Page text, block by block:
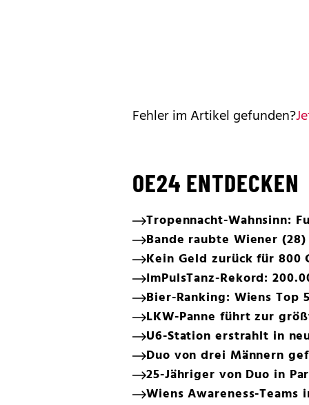
Fehler im Artikel gefunden?
OE24 ENTDECKEN
Tropennacht-Wahnsinn:
Bande raubte Wiener
Kein Geld zurück für 800
ImPulsTanz-Rekord:
Bier-Ranking: Wiens Top
LKW-Panne führt zur
U6-Station erstrahlt in
Duo von drei Männern
25-Jähriger von Duo in
Wiens Awareness-Teams